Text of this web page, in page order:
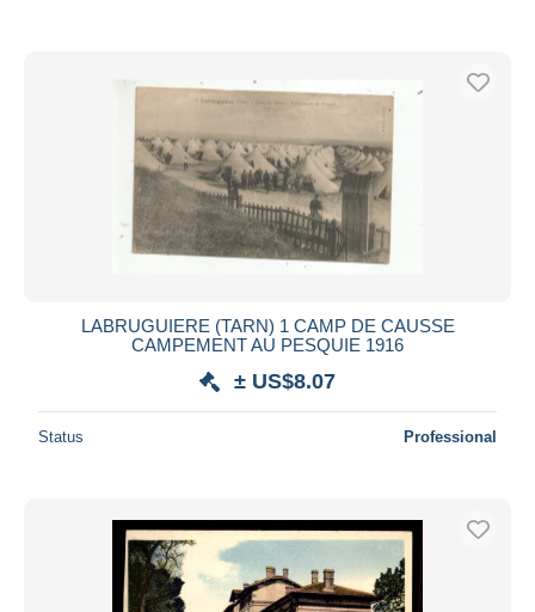
LABRUGUIERE (TARN) 1 CAMP DE CAUSSE
CAMPEMENT AU PESQUIE 1916
± US$8.07
Status Professional